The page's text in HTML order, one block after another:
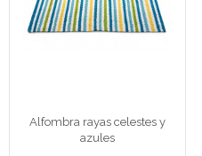
Alfombra rayas celestes y
azules
Cod. A0244AZ
Alfombra rayas celestes y
azules